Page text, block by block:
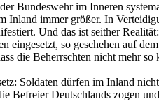
Bundeswehr im Inneren
Inland immer größer. In
Und das ist seither
eingesetzt, so geschehen auf
die Beherrschten nicht mehr
Soldaten dürfen im Inland
Befreier Deutschlands zogen